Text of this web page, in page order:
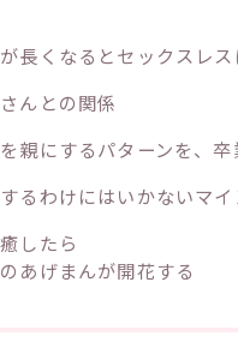
長くなるとセックスレ
んとの関係
親にするパターンを、
るわけにはいかないマイ
したら
あげまんが開花する